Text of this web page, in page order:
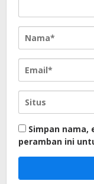
Simpan nama,
peramban ini